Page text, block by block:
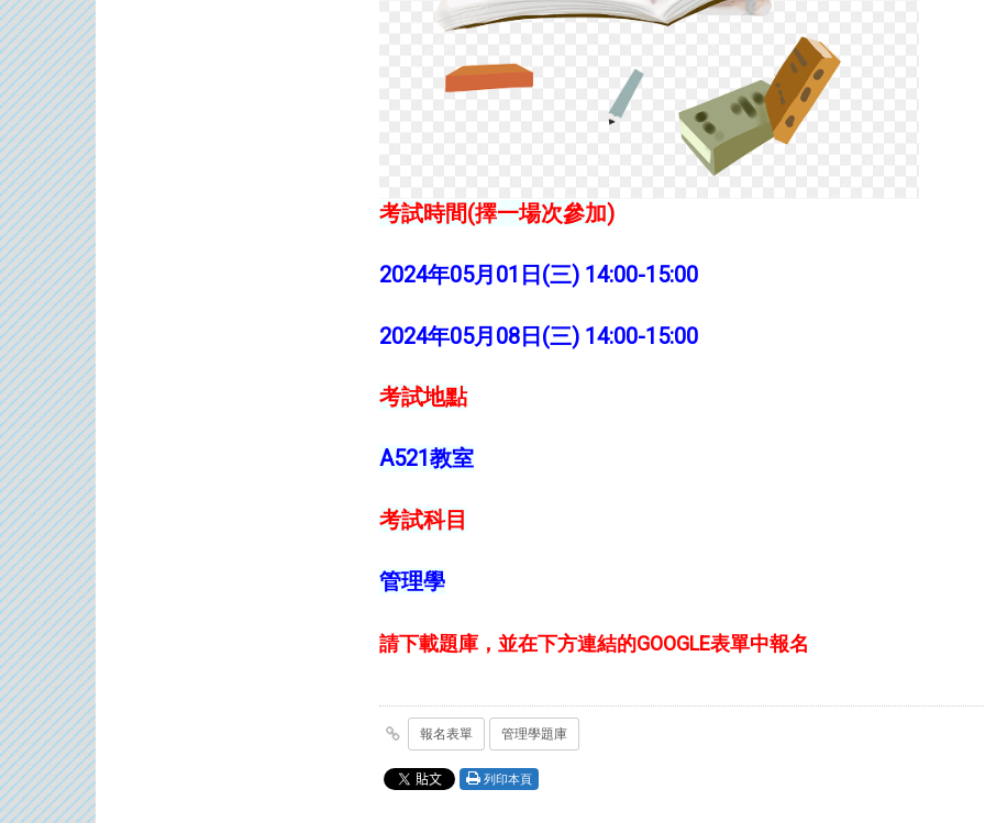
考試時間(擇一場次參加)
2024年05月01日(三) 14:00-15:00
2024年05月08日(三) 14:00-15:00
考試地點
A521教室
考試科目
管理學
請下載題庫，並在下方連結的GOOGLE表單中報名
報名表單 管理學題庫
列印本頁